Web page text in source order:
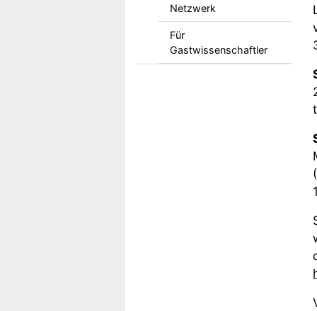
Netzwerk
Für
Gastwissenschaftler